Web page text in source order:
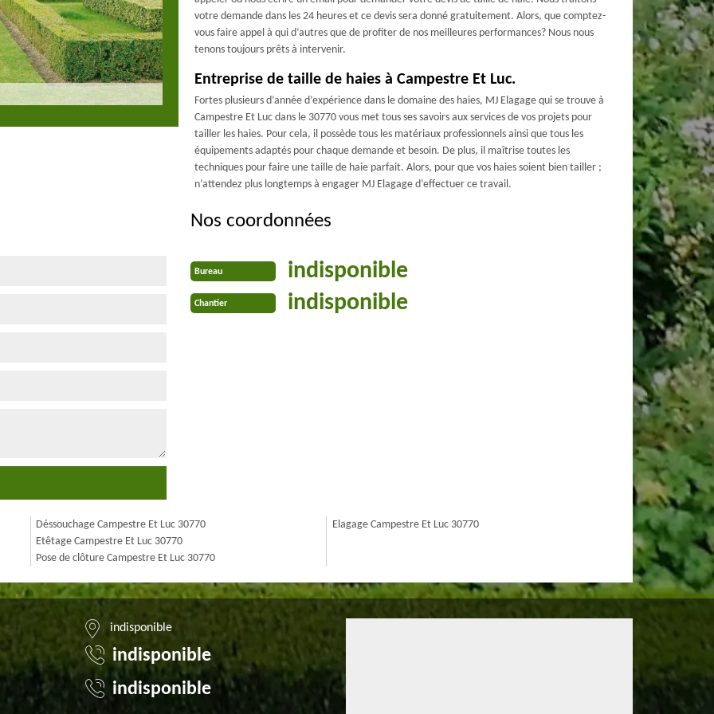
votre demande dans les 24 heures et ce devis sera donné gratuitement. Alors, que comptez-
vous faire appel à qui d’autres que de profiter de nos meilleures performances? Nous nous
tenons toujours prêts à intervenir.
Entreprise de taille de haies à Campestre Et Luc.
Fortes plusieurs d’année d’expérience dans le domaine des haies, MJ Elagage qui se trouve à
Campestre Et Luc dans le 30770 vous met tous ses savoirs aux services de vos projets pour
tailler les haies. Pour cela, il possède tous les matériaux professionnels ainsi que tous les
équipements adaptés pour chaque demande et besoin. De plus, il maîtrise toutes les
techniques pour faire une taille de haie parfait. Alors, pour que vos haies soient bien tailler ;
n’attendez plus longtemps à engager MJ Elagage d’effectuer ce travail.
Nos coordonnées
Bureau indisponible
Chantier indisponible
Déssouchage Campestre Et Luc 30770
Etêtage Campestre Et Luc 30770
Pose de clôture Campestre Et Luc 30770
Elagage Campestre Et Luc 30770
indisponible
indisponible
indisponible